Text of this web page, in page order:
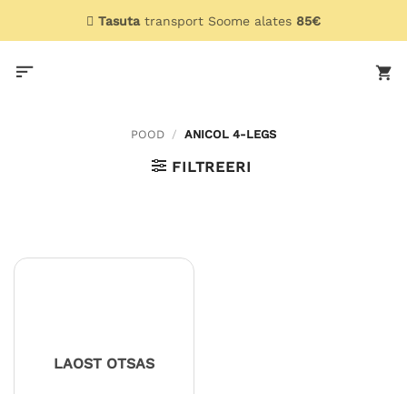
Tasutatransport Soome alates 85€
POOD / ANICOL 4-LEGS
FILTREERI
LAOST OTSAS